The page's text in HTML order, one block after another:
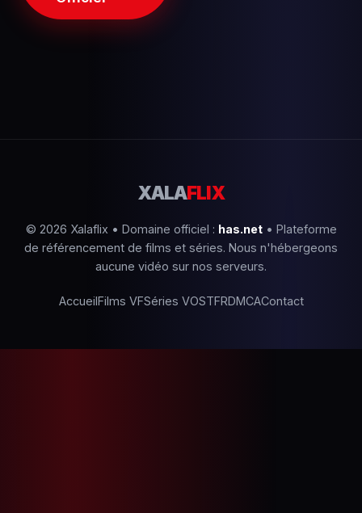
XALAFLIX
© 2026 Xalaflix • Domaine officiel : has.net• Plateforme
de référencement de films et séries. Nous n'hébergeons
aucune vidéo sur nos serveurs.
AccueilFilms VFSéries VOSTFRDMCAContact